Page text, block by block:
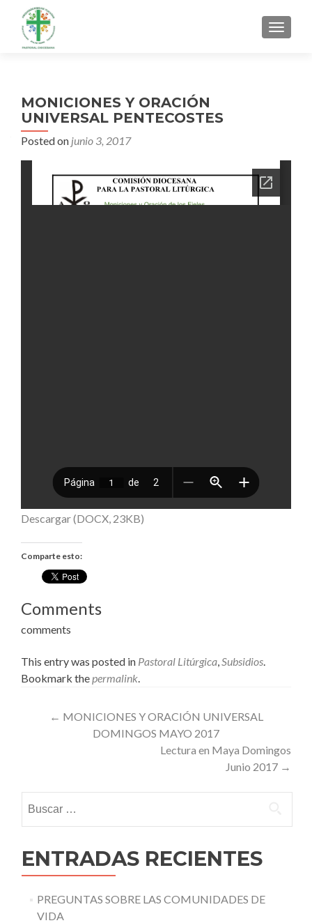
MENU
MONICIONES Y ORACIÓN
UNIVERSAL PENTECOSTES
Posted on junio 3, 2017
Descargar (DOCX, 23KB)
Comparte esto:
Comments
comments
This entry was posted in Pastoral Litúrgica,Subsidios.
Bookmark thepermalink.
Post
navigation
← MONICIONES Y ORACIÓN UNIVERSAL
DOMINGOS MAYO 2017
Lectura en Maya Domingos
Junio 2017 →
ENTRADAS RECIENTES
PREGUNTAS SOBRE LAS COMUNIDADES DE
VIDA